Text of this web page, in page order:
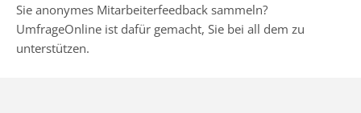
Sie anonymes Mitarbeiterfeedback sammeln?
UmfrageOnline ist dafür gemacht, Sie bei all dem zu
unterstützen.